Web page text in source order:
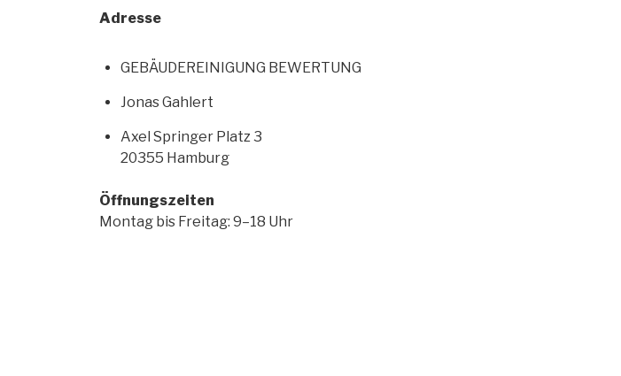
Adresse
GEBÄUDEREINIGUNG BEWERTUNG
Jonas Gahlert
Axel Springer Platz 3
20355 Hamburg
Öffnungszeiten
Montag bis Freitag: 9–18 Uhr